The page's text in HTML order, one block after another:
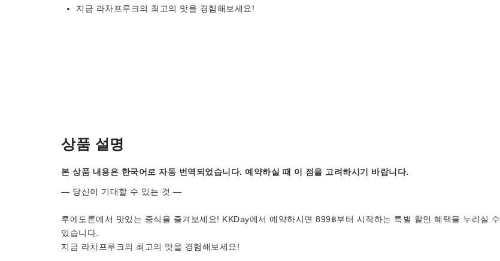
지금 라차프루크의 최고의 맛을 경험해보세요!
상품 설명
본 상품 내용은 한국어로 자동 번역되었습니다. 예약하실 때 이 점을 고려하시기 바랍니다.
— 당신이 기대할 수 있는 것 —
루에도론에서 맛있는 중식을 즐겨보세요! KKDay에서 예약하시면 899฿부터 시작하는 특별 할인 혜택을 누리실 수
있습니다.
지금 라차프루크의 최고의 맛을 경험해보세요!